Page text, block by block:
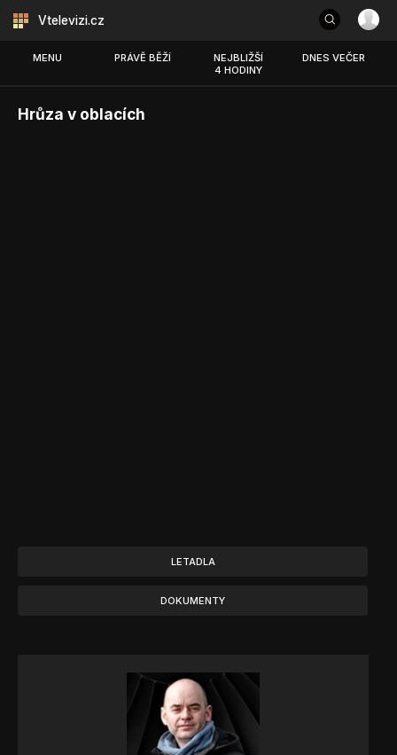
Vtelevizi.cz
MENU PRÁVĚ BĚŽÍ
NEJBLIŽŠÍ
4 HODINY
DNES VEČER
Hrůza v oblacích
LETADLA
DOKUMENTY